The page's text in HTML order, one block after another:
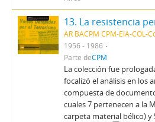
AR BACPM CPM-EIA-COL-
1956 - 1986
Parte deCPM
La colección fue
focalizó el análisis en los
compuesta de
cuales 7 pertenecen a la
carpeta material bélico) y